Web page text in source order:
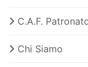
C.A.F.
Chi Siamo